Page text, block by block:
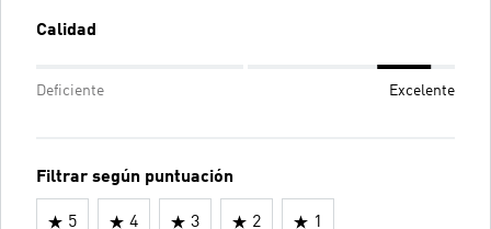
Calidad
Deficiente Excelente
Filtrar según puntuación
5 4 3 2 1